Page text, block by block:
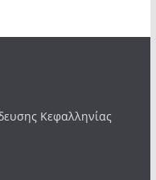
Κεφαλληνίας